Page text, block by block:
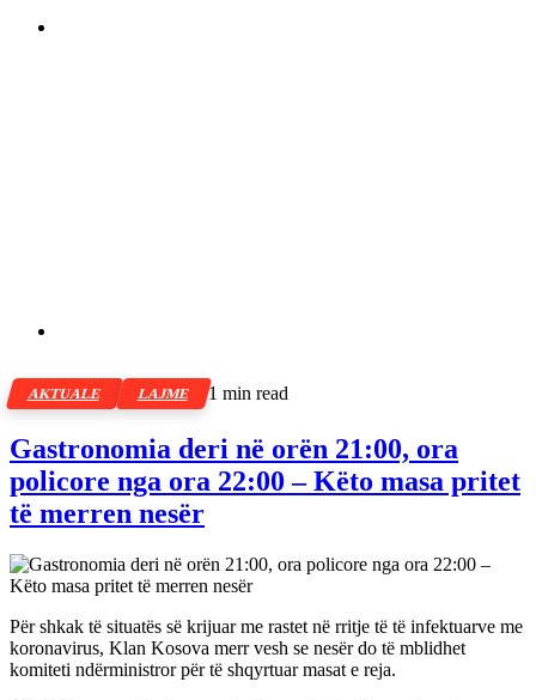
AKTUALE LAJME 1 min read
Gastronomia deri në orën 21:00, ora
policore nga ora 22:00 – Këto masa pritet
të merren nesër
Për shkak të situatës së krijuar me rastet në rritje të të infektuarve me
koronavirus, Klan Kosova merr vesh se nesër do të mblidhet
komiteti ndërministror për të shqyrtuar masat e reja.